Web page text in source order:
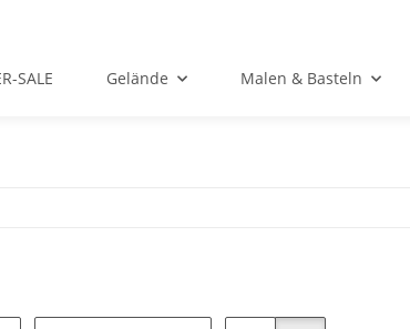
SALE Gelände Malen & Basteln